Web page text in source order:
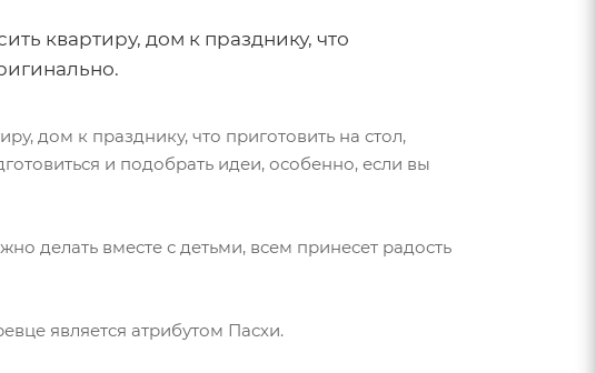
квартиру, дом к празднику, что
дом к празднику, что приготовить на стол,
и подобрать идеи, особенно, если вы
делать вместе с детьми, всем принесет радость
является атрибутом Пасхи.